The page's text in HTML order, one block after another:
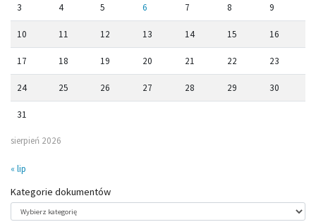
sierpień 2026
3 4 5 6 7 8 9
10 11 12 13 14 15 16
17 18 19 20 21 22 23
24 25 26 27 28 29 30
31
« lip
Kategorie dokumentów
dokumentów